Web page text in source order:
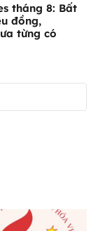
tháng 8: Bất
đồng,
từng có